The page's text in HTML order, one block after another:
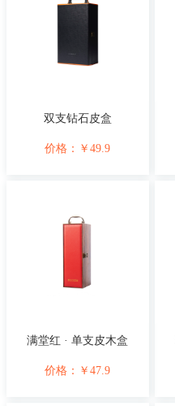
双支钻石皮盒
价格： ￥49.9
满堂红 · 单支皮木盒
价格： ￥47.9